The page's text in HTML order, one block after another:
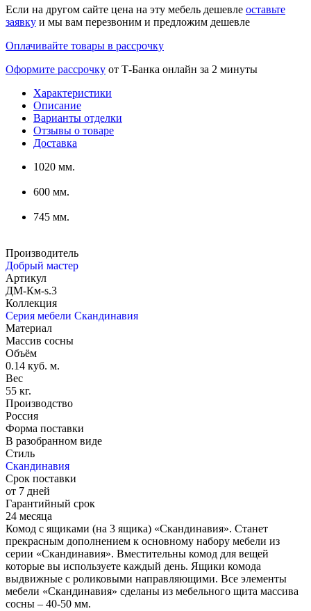
Если на другом сайте цена на эту мебель дешевле оставьте
заявку и мы вам перезвоним и предложим дешевле
Оплачивайте товары в рассрочку
Оформите рассрочку от Т-Банка онлайн за 2 минуты
Характеристики
Описание
Варианты отделки
Отзывы о товаре
Доставка
1020 мм.
600 мм.
745 мм.
Производитель
Добрый мастер
Артикул
ДМ-Км-s.3
Коллекция
Серия мебели Скандинавия
Материал
Массив сосны
Объём
0.14 куб. м.
Вес
55 кг.
Производство
Россия
Форма поставки
В разобранном виде
Стиль
Скандинавия
Срок поставки
от 7 дней
Гарантийный срок
24 месяца
Комод с ящиками (на 3 ящика) «Скандинавия». Станет
прекрасным дополнением к основному набору мебели из
серии «Скандинавия». Вместительны комод для вещей
которые вы используете каждый день. Ящики комода
выдвижные с роликовыми направляющими. Все элементы
мебели «Скандинавия» сделаны из мебельного щита массива
сосны – 40-50 мм.